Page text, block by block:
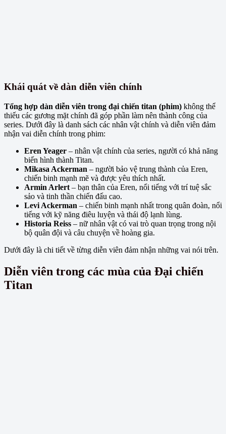
Khái quát về dàn diễn viên chính
Tổng hợp dàn diễn viên trong đại chiến titan (phim) không thể
thiếu các gương mặt chính đã góp phần làm nên thành công của
series. Dưới đây là danh sách các nhân vật chính và diễn viên đảm
nhận vai diễn chính trong phim:
Eren Yeager – nhân vật chính của series, người có khả năng
biến hình thành Titan.
Mikasa Ackerman – người bảo vệ trung thành của Eren,
chiến binh mạnh mẽ và được yêu thích nhất.
Armin Arlert – bạn thân của Eren, nổi tiếng với trí tuệ sắc
sảo và tinh thần chiến đấu cao.
Levi Ackerman – chiến binh mạnh nhất trong quân đoàn, nổi
tiếng với kỹ năng điêu luyện và thái độ lạnh lùng.
Historia Reiss – nữ nhân vật có vai trò quan trọng trong nội
bộ quân đội và câu chuyện về hoàng gia.
Dưới đây là chi tiết về từng diễn viên đảm nhận những vai nói trên.
Diễn viên trong các mùa của Đại chiến
Titan